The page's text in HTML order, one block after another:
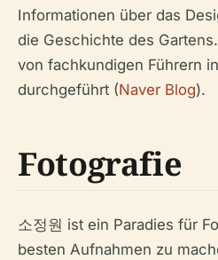
Informationen über das
die Geschichte des
von fachkundigen Führern
durchgeführt (Naver Blog).
Fotografie
소정원 ist ein Paradies für
besten Aufnahmen zu